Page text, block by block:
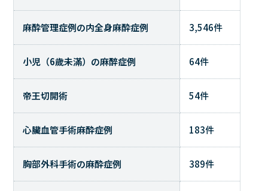
麻酔管理症例の内全身麻酔症例 3,546件
小児（6歲未滿）の麻醉症例 64件
帝王切開術 54件
心臟血管手術麻酔症例 183件
胸部外科手術の麻酔症例 389件